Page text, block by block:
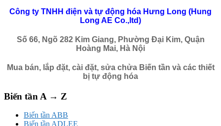
Công ty TNHH điện và tự động hóa Hưng Long (Hung
Long AE Co.,ltd)
Số 66, Ngõ 282 Kim Giang, Phường Đại Kim, Quận
Hoàng Mai, Hà Nội
Mua bán, lắp đặt, cài đặt, sửa chửa Biến tần và các thiết
bị tự động hóa
Biến tần A → Z
Biến tần ABB
Biến tần ADLEE